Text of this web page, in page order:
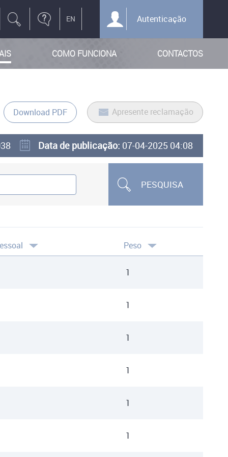
Autenticação
COMO FUNCIONA CONTACTOS
Apresente reclamação
Download PDF
Data de publicação: 07-04-2025 04:08
PESQUISA
Peso
1
1
1
1
1
1